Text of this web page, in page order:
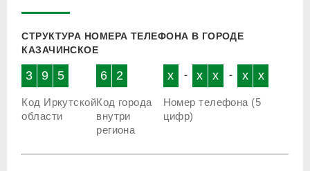
СТРУКТУРА НОМЕРА ТЕЛЕФОНА В ГОРОДЕ
КАЗАЧИНСКОЕ
3 9 5
Код Иркутской
области
6 2
Код города
внутри
региона
x - x x - x x
Номер телефона (5
цифр)